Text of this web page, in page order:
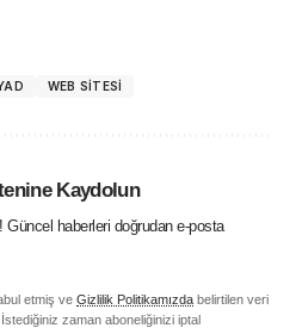
WEB SITESI
Kaydolun
haberleri doğrudan e-posta
etmiş ve Gizlilik Politikamızda belirtilen veri
zaman aboneliğinizi iptal